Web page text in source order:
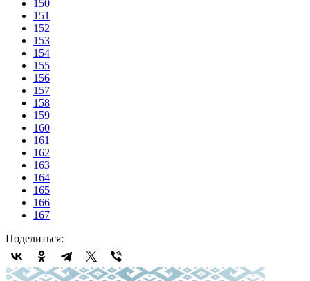
150
151
152
153
154
155
156
157
158
159
160
161
162
163
164
165
166
167
Поделиться: